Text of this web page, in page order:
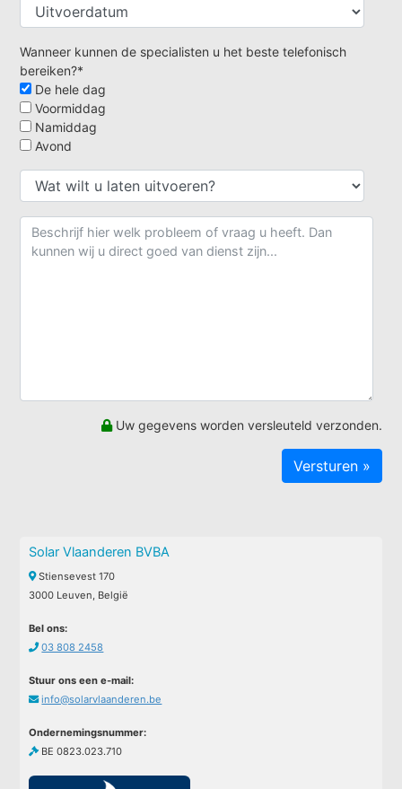
Wanneer kunnen de specialisten u het beste telefonisch
bereiken?*
De hele dag
Voormiddag
Namiddag
Avond
Uw gegevens worden versleuteld verzonden.
Solar Vlaanderen BVBA
Stiensevest 170
3000 Leuven, België
Bel ons:
03 808 2458
Stuur ons een e-mail:
info@solarvlaanderen.be
Ondernemingsnummer:
BE 0823.023.710